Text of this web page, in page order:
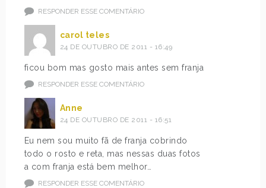
RESPONDER ESSE COMENTÁRIO
carol teles
24 DE OUTUBRO DE 2011 - 16:49
ficou bom mas gosto mais antes sem franja
RESPONDER ESSE COMENTÁRIO
Anne
24 DE OUTUBRO DE 2011 - 16:51
Eu nem sou muito fã de franja cobrindo
todo o rosto e reta, mas nessas duas fotos
a com franja está bem melhor…
RESPONDER ESSE COMENTÁRIO